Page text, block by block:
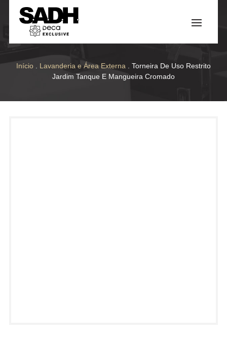
Início Lavanderia e Área Externa . Torneira De Uso Restrito
Jardim Tanque E Mangueira Cromado